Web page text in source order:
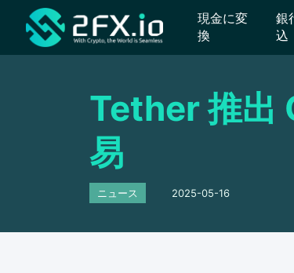
現金に変
換
銀
込
Tether 推出
易
ニュース 2025-05-16